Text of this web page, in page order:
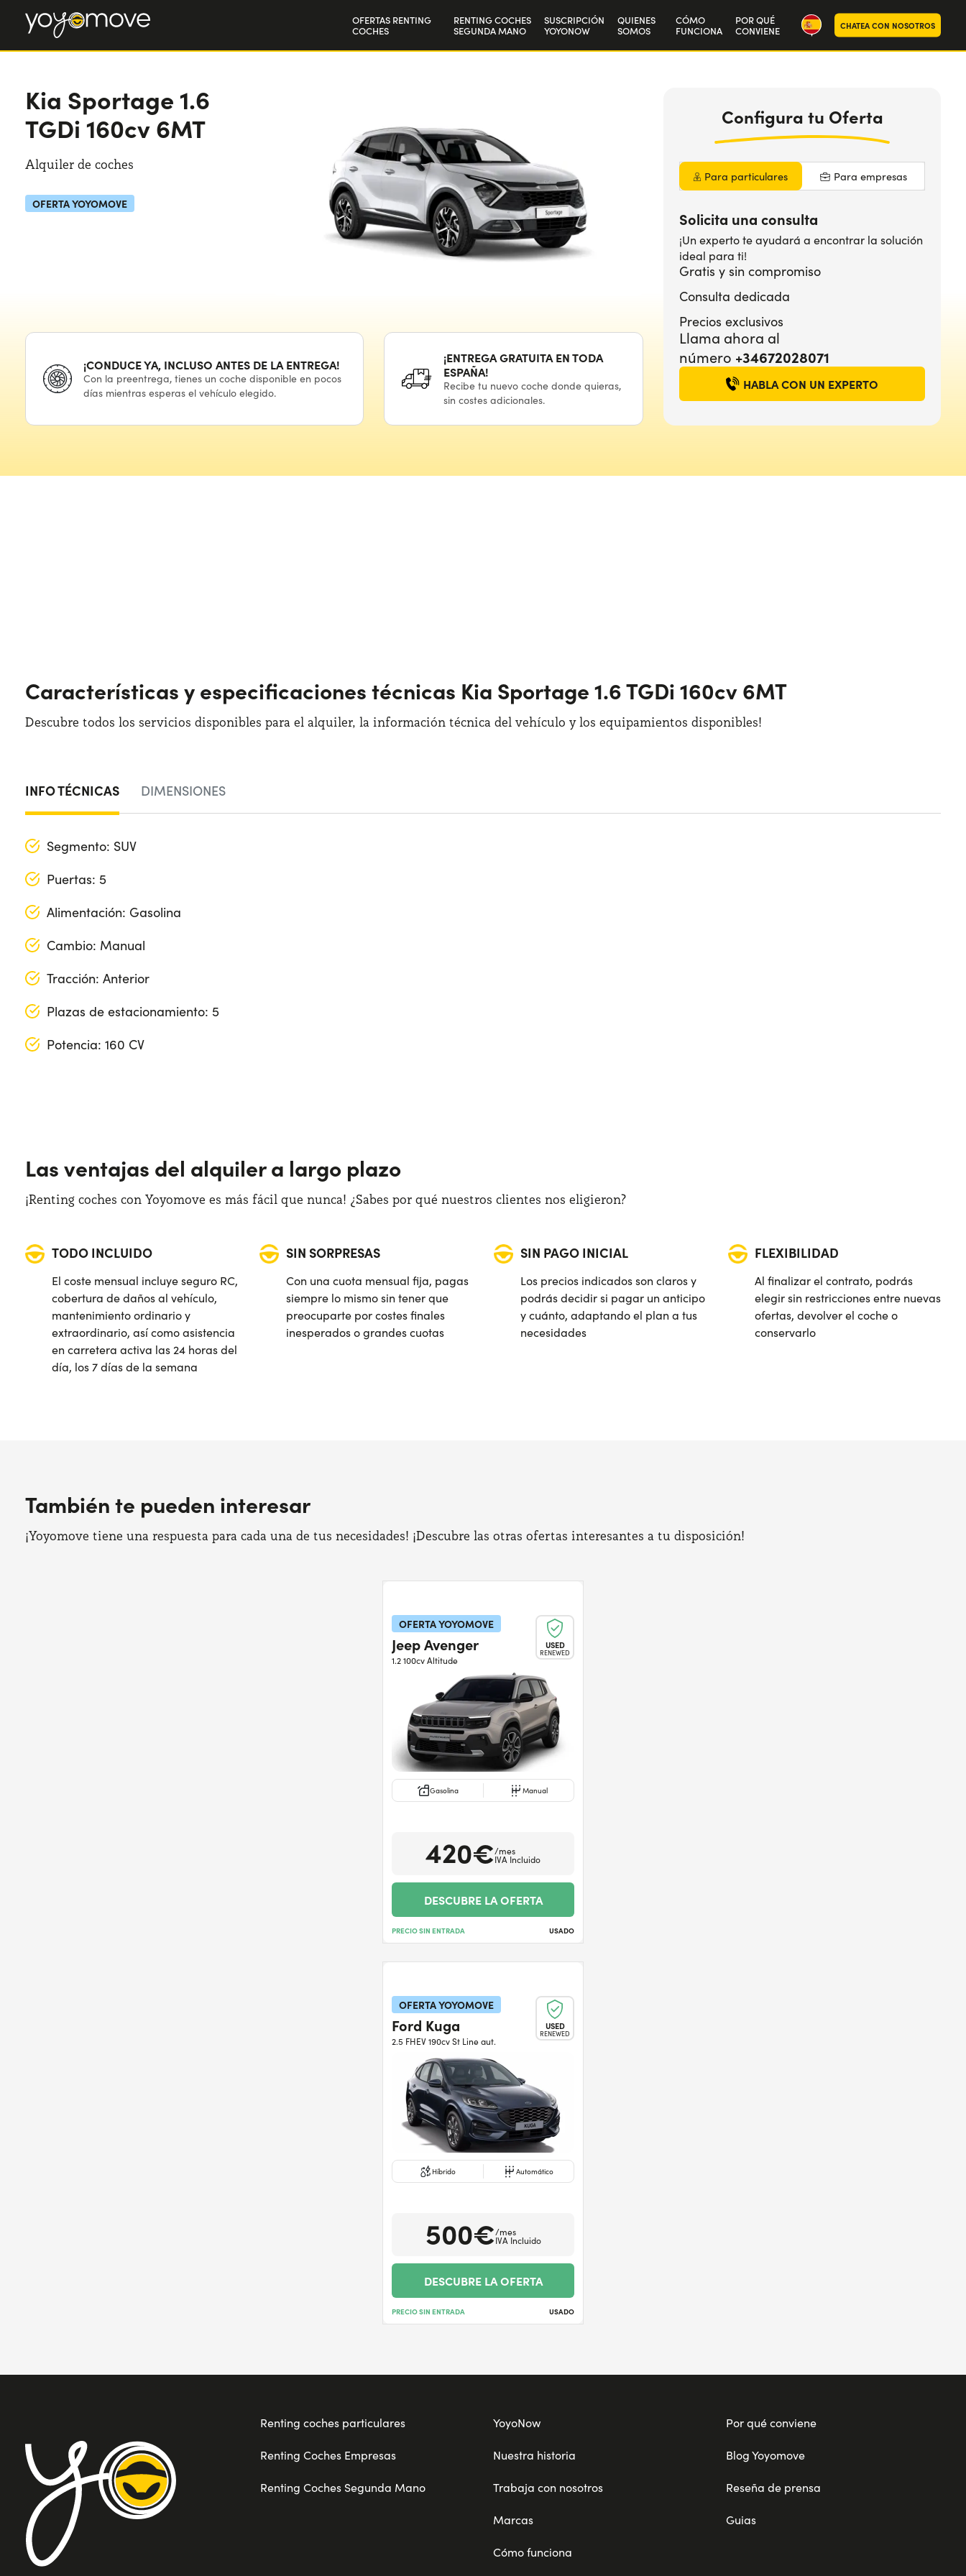
OFERTAS RENTING
COCHES
RENTING COCHES
SEGUNDA MANO
SUSCRIPCIÓN
YOYONOW
QUIENES
SOMOS
CÓMO
FUNCIONA
POR QUÉ
CONVIENE CHATEA CON NOSOTROS
OFERTA YOYOMOVE
Kia Sportage1.6
TGDi 160cv 6MT
Alquiler de coches
Configura tu Oferta
Para particulares Para empresas
Solicita una consulta
¡Un experto te ayudará a encontrar la solución
ideal para ti!
Gratis y sin compromiso
Consulta dedicada
Precios exclusivos
Llama ahora al
número +34672028071
HABLA CON UN EXPERTO
¡CONDUCE YA, INCLUSO ANTES DE LA ENTREGA!
Con la preentrega, tienes un coche disponible en pocos
días mientras esperas el vehículo elegido.
¡ENTREGA GRATUITA EN TODA
ESPAÑA!
Recibetu nuevo coche donde quieras,
sin costes adicionales.
Características y especificaciones técnicas Kia Sportage 1.6 TGDi 160cv 6MT
Descubre todos los servicios disponibles para el alquiler, la información técnica del vehículo y los equipamientos disponibles!
INFO TÉCNICAS DIMENSIONES
Segmento: SUV
Puertas: 5
Alimentación: Gasolina
Cambio: Manual
Tracción: Anterior
Plazas de estacionamiento: 5
Potencia: 160 CV
Maletero: 591 lt
Las ventajas del alquiler a largo plazo
¡Renting coches con Yoyomove es más fácil que nunca! ¿Sabes por qué nuestros clientes nos eligieron?
TODO INCLUIDO
El coste mensual incluye seguro RC,
cobertura de daños al vehículo,
mantenimiento ordinario y
extraordinario, así como asistencia
en carretera activa las 24 horas del
día, los 7 días de la semana
SIN SORPRESAS
Con una cuota mensual fija, pagas
siempre lo mismo sin tener que
preocuparte por costes finales
inesperados o grandes cuotas
SIN PAGO INICIAL
Los precios indicados son claros y
podrás decidir si pagar un anticipo
y cuánto, adaptando el plan a tus
necesidades
FLEXIBILIDAD
Al finalizar el contrato, podrás
elegir sin restricciones entre nuevas
ofertas, devolver el coche o
conservarlo
También te pueden interesar
¡Yoyomove tiene una respuesta para cada una de tus necesidades! ¡Descubre las otras ofertas interesantes a tu disposición!
OFERTA YOYOMOVE
USED
RENEWED
Jeep Avenger
1.2 100cv Altitude
Gasolina Manual
420€/mes
IVA Incluido
DESCUBRE LA OFERTA
PRECIO SIN ENTRADA USADO
OFERTA YOYOMOVE
USED
RENEWED
Ford Kuga
2.5 FHEV 190cv St Line aut.
Híbrido Automático
500€/mes
IVA Incluido
DESCUBRE LA OFERTA
PRECIO SIN ENTRADA USADO
Renting coches particulares
Renting Coches Empresas
Renting Coches Segunda Mano
YoyoNow
Nuestra historia
Trabaja con nosotros
Marcas
Cómo funciona
Por qué conviene
Blog Yoyomove
Reseña de prensa
Guias